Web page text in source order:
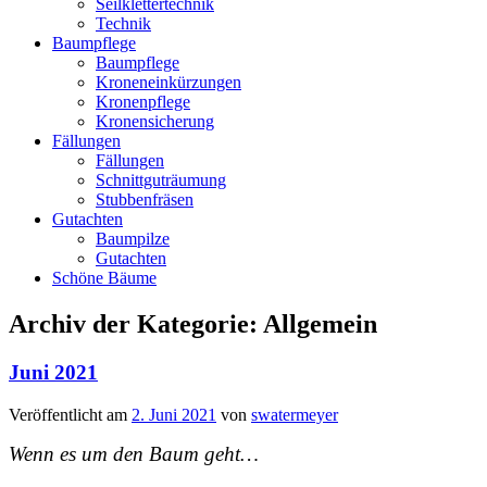
Seilklettertechnik
Technik
Baumpflege
Baumpflege
Kroneneinkürzungen
Kronenpflege
Kronensicherung
Fällungen
Fällungen
Schnittguträumung
Stubbenfräsen
Gutachten
Baumpilze
Gutachten
Schöne Bäume
Archiv der Kategorie: Allgemein
Juni 2021
Veröffentlicht am 2. Juni 2021 von swatermeyer
Wenn es um den Baum geht…